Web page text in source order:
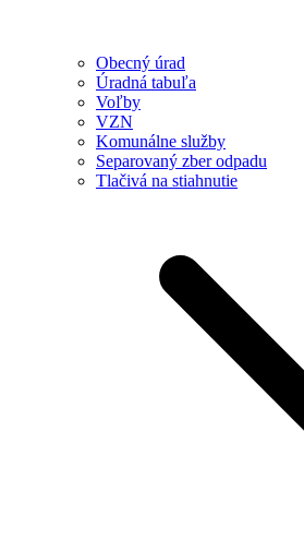
Obecný úrad
Úradná tabuľa
Voľby
VZN
Komunálne služby
Separovaný zber odpadu
Tlačivá na stiahnutie